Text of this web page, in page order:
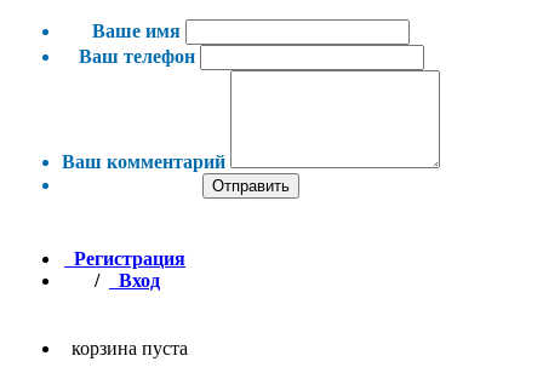
Ваше имя
Ваш телефон
Ваш комментарий
Отправить
Регистрация
/
Вход
корзина пуста